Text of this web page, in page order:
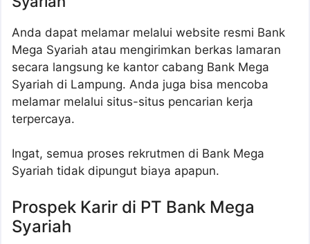
Anda dapat melamar melalui website resmi Bank
Mega Syariah atau mengirimkan berkas lamaran
secara langsung ke kantor cabang Bank Mega
Syariah di Lampung. Anda juga bisa mencoba
melamar melalui situs-situs pencarian kerja
terpercaya.
Ingat, semua proses rekrutmen di Bank Mega
Syariah tidak dipungut biaya apapun.
Prospek Karir di PT Bank Mega
Syariah